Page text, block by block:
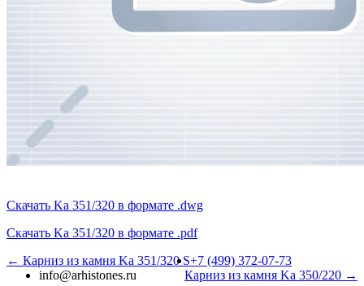
Скачать Ka 351/320 в формате .dwg
Скачать Ka 351/320 в формате .pdf
← Карниз из камня Ka 351/320 S
Карниз из камня Ka 350/220 →
+7 (499) 372-07-73
info@arhistones.ru